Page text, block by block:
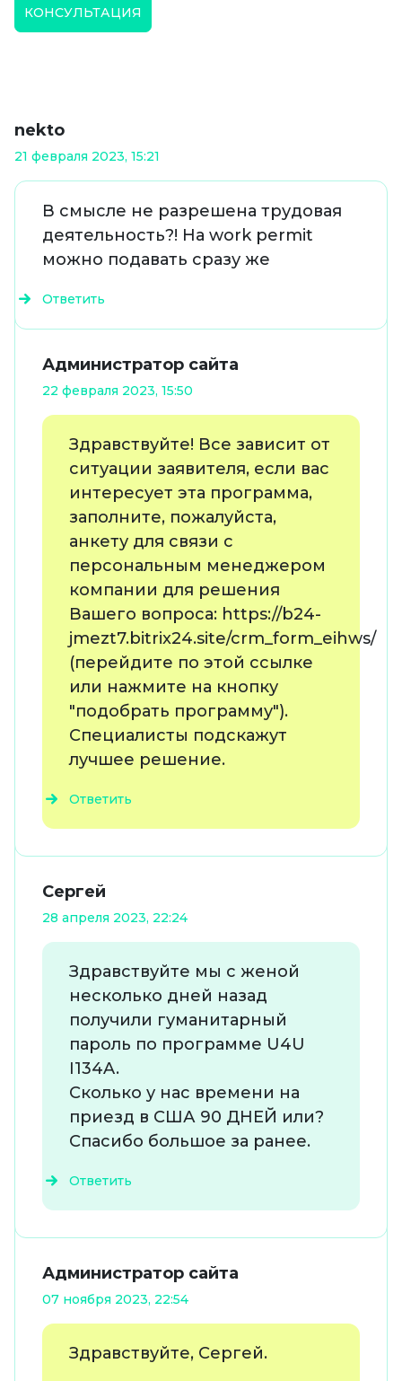
КОНСУЛЬТАЦИЯ
nekto
21 февраля 2023, 15:21
В смысле не разрешена трудовая
деятельность?! На work permit
можно подавать сразу же
Ответить
Администратор сайта
22 февраля 2023, 15:50
Здравствуйте! Все зависит от
ситуации заявителя, если вас
интересует эта программа,
заполните, пожалуйста,
анкету для связи с
персональным менеджером
компании для решения
Вашего вопроса: https://b24-
jmezt7.bitrix24.site/crm_form_eihws/
(перейдите по этой ссылке
или нажмите на кнопку
"подобрать программу").
Специалисты подскажут
лучшее решение.
Ответить
Сергей
28 апреля 2023, 22:24
Здравствуйте мы с женой
несколько дней назад
получили гуманитарный
пароль по программе U4U
I134A.
Сколько у нас времени на
приезд в США 90 ДНЕЙ или?
Спасибо большое за ранее.
Ответить
Администратор сайта
07 ноября 2023, 22:54
Здравствуйте, Сергей.